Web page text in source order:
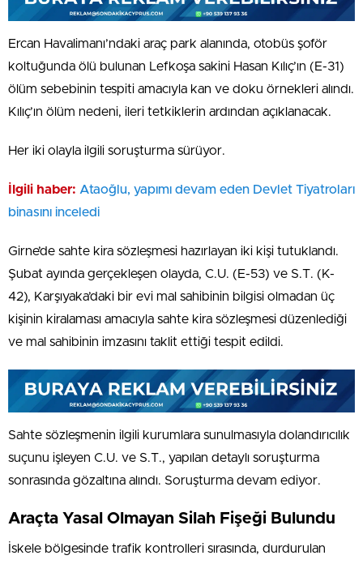
Ercan Havalimanı’ndaki araç park alanında, otobüs şoför
koltuğunda ölü bulunan Lefkoşa sakini Hasan Kılıç’ın (E-31)
ölüm sebebinin tespiti amacıyla kan ve doku örnekleri alındı.
Kılıç’ın ölüm nedeni, ileri tetkiklerin ardından açıklanacak.
Her iki olayla ilgili soruşturma sürüyor.
İlgili haber: Ataoğlu, yapımı devam eden Devlet Tiyatroları
binasını inceledi
Girne’de sahte kira sözleşmesi hazırlayan iki kişi tutuklandı.
Şubat ayında gerçekleşen olayda, C.U. (E-53) ve S.T. (K-
42), Karşıyaka’daki bir evi mal sahibinin bilgisi olmadan üç
kişinin kiralaması amacıyla sahte kira sözleşmesi düzenlediği
ve mal sahibinin imzasını taklit ettiği tespit edildi.
Sahte sözleşmenin ilgili kurumlara sunulmasıyla dolandırıcılık
suçunu işleyen C.U. ve S.T., yapılan detaylı soruşturma
sonrasında gözaltına alındı. Soruşturma devam ediyor.
Araçta Yasal Olmayan Silah Fişeği Bulundu
İskele bölgesinde trafik kontrolleri sırasında, durdurulan